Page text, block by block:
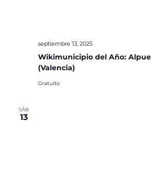
Wikimunicipio del Año:
(Valencia)
septiembre 13, 2025
Gratuito
SÁB
13